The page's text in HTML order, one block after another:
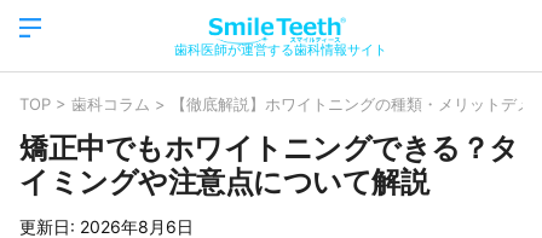
歯科医師が運営する歯科情報サイト
TOP > 歯科コラム > 【徹底解説】ホワイトニングの種類・メリットデ
矯正中でもホワイトニングできる？タ
イミングや注意点について解説
更新日: 2026年8月6日